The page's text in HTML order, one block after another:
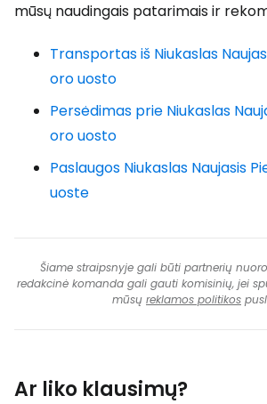
mūsų naudingais patarimais ir
Transportas iš Niukaslas
oro uosto
Persėdimas prie Niukaslas
oro uosto
Paslaugos Niukaslas Naujasis
uoste
Šiame straipsnyje gali būti partnerių
redakcinė komanda gali gauti komisinių, jei
mūsų reklamos politikos
Ar liko klausimų?